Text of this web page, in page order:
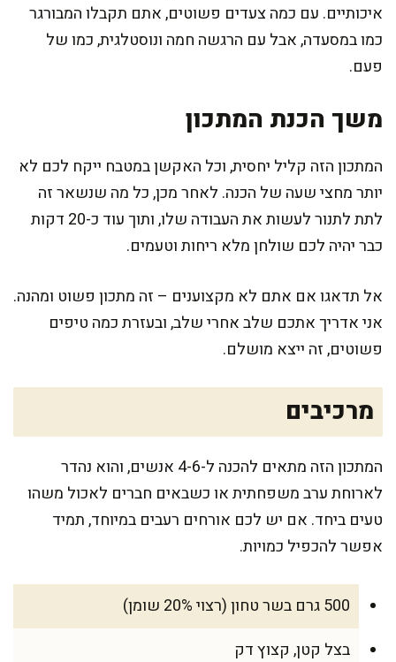
איכותיים. עם כמה צעדים פשוטים, אתם תקבלו המבורגר
כמו במסעדה, אבל עם הרגשה חמה ונוסטלגית, כמו של
פעם.
משך הכנת המתכון
המתכון הזה קליל יחסית, וכל האקשן במטבח ייקח לכם לא
יותר מחצי שעה של הכנה. לאחר מכן, כל מה שנשאר זה
לתת לתנור לעשות את העבודה שלו, ותוך עוד כ-20 דקות
כבר יהיה לכם שולחן מלא ריחות וטעמים.
אל תדאגו אם אתם לא מקצוענים – זה מתכון פשוט ומהנה.
אני אדריך אתכם שלב אחרי שלב, ובעזרת כמה טיפים
פשוטים, זה ייצא מושלם.
מרכיבים
המתכון הזה מתאים להכנה ל-4-6 אנשים, והוא נהדר
לארוחת ערב משפחתית או כשבאים חברים לאכול משהו
טעים ביחד. אם יש לכם אורחים רעבים במיוחד, תמיד
אפשר להכפיל כמויות.
500 גרם בשר טחון (רצוי 20% שומן)
בצל קטן, קצוץ דק